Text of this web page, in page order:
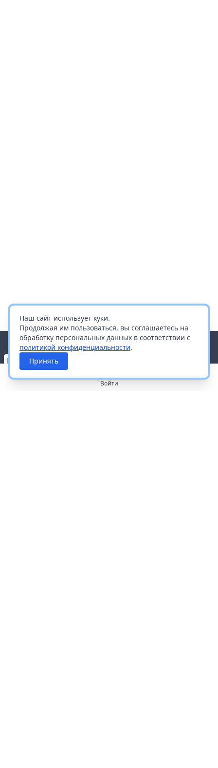
Наш сайт использует куки.
Продолжая им пользоваться, вы соглашаетесь на
обработку персональных данных в соответствии с
политикой конфиденциальности.
Принять
Войти